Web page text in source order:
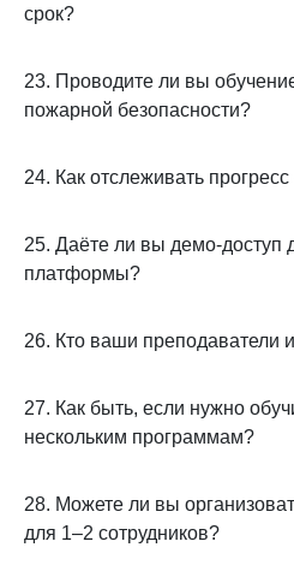
срок?
23. Проводите ли вы
пожарной безопасности?
24. Как отслеживать
25. Даёте ли вы демо-доступ
платформы?
26. Кто ваши преподаватели
27. Как быть, если нужно
нескольким программам?
28. Можете ли вы
для 1–2 сотрудников?